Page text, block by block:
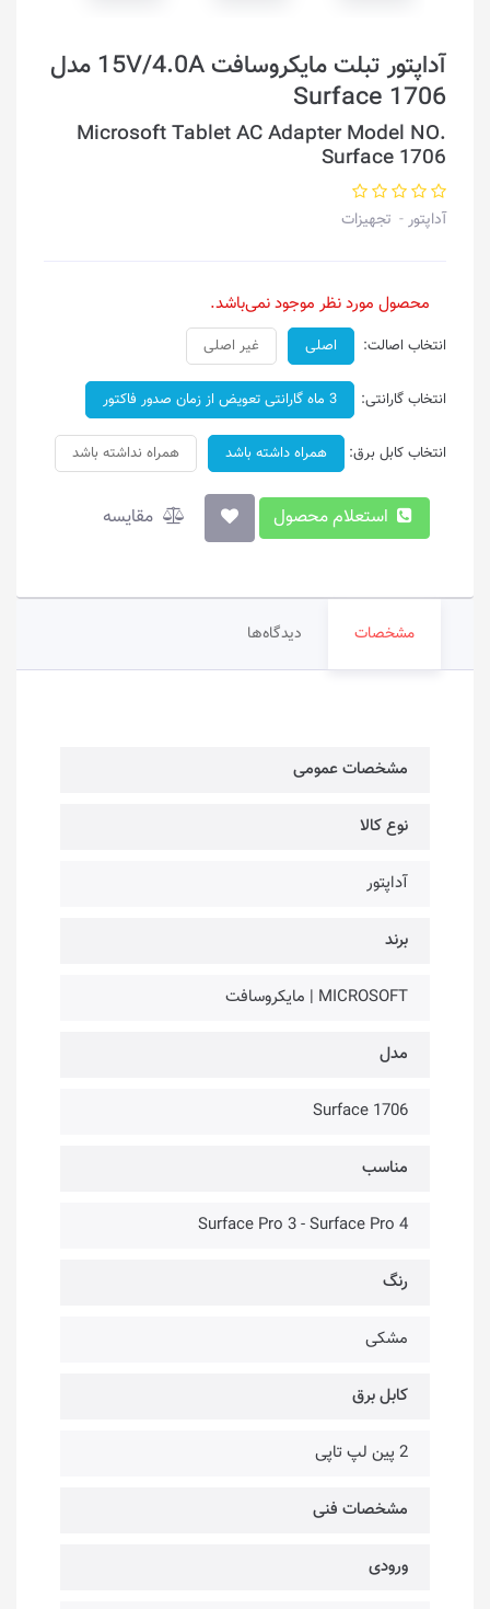
آداپتور تبلت مایکروسافت 15V/4.0A مدل
Surface 1706
Microsoft Tablet AC Adapter Model NO.
Surface 1706
آداپتور تجهیزات
محصول مورد نظر موجود نمی‌باشد.
انتخاب اصالت: اصلی غیر اصلی
انتخاب گارانتی: 3 ماه گارانتی تعویض از زمان صدور فاکتور
انتخاب کابل برق: همراه داشته باشد همراه نداشته باشد
مقایسه
مشخصات دیدگاه‌ها
مشخصات عمومی
نوع کالا
آداپتور
برند
MICROSOFT | مایکروسافت
مدل
Surface 1706
مناسب
Surface Pro 3 - Surface Pro 4
رنگ
مشکی
کابل برق
2 پین لپ تاپی
مشخصات فنی
ورودی